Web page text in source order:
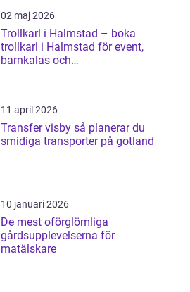
02 maj 2026
Trollkarl i Halmstad – boka
trollkarl i Halmstad för event,
barnkalas och
11 april 2026
Transfer visby så planerar du
smidiga transporter på gotland
10 januari 2026
De mest oförglömliga
gårdsupplevelserna för
matälskare